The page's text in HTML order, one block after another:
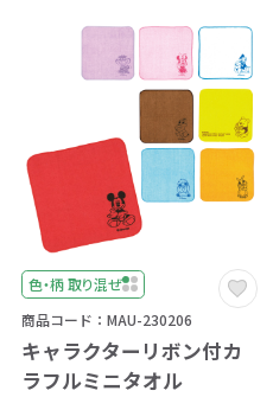
色・柄 取り混ぜ
商品コード：MAU-230206
キャラクターリボン付カ
ラフルミニタオル